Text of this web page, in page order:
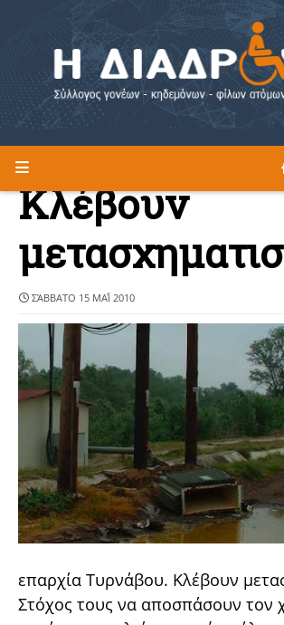
Η ΔΙΑΔΡΟΜΗ ΔΙΑΒΑΣΤΕ
Κλέβουν
ΣΆΒΒΑΤΟ 15 ΜΑΪ́ 2010
επαρχία Τυρνάβου. Κλέβουν
Στόχος τους να αποσπάσουν τον